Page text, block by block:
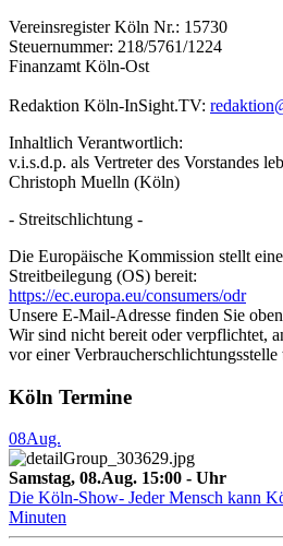
Vereinsregister Köln Nr.: 15730
Steuernummer: 218/5761/1224
Finanzamt Köln-Ost
Redaktion Köln-InSight.TV:
Inhaltlich Verantwortlich:
v.i.s.d.p. als Vertreter des Vorstandes
Christoph Muelln (Köln)
- Streitschlichtung -
Die Europäische Kommission stellt
Streitbeilegung (OS) bereit:
https://ec.europa.eu/consumers/odr
Unsere E-Mail-Adresse finden Sie
Wir sind nicht bereit oder verpflichtet,
vor einer Verbraucherschlichtungsstelle
Köln Termine
08Aug.
Samstag, 08.Aug. 15:00 - Uhr
Die Köln-Show- Jeder Mensch kann
Minuten